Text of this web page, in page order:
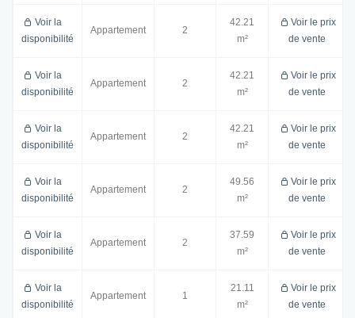
Voir la
disponibilité
Appartement 2
42.21
m²
Voir le prix
de vente
Voir la
disponibilité
Appartement 2
42.21
m²
Voir le prix
de vente
Voir la
disponibilité
Appartement 2
42.21
m²
Voir le prix
de vente
Voir la
disponibilité
Appartement 2
49.56
m²
Voir le prix
de vente
Voir la
disponibilité
Appartement 2
37.59
m²
Voir le prix
de vente
Voir la
disponibilité
Appartement 1
21.11
m²
Voir le prix
de vente